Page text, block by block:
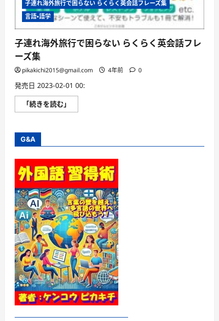
子連れ海外旅行で困らない らくらく英会話フレーズ集
言語・語学
子連れ海外旅行で困らない らくらく英会話フレ
ーズ集
pikakichi2015@gmail.com 4年前 0
発売日 2023-02-01 00:
「続きを読む」
連
行
困
ら
な
い
ら
く
ら
く
英
会
話
フ
レ
ー
ズ
集
に
つ
い
て
さ
ら
に
読
G&A